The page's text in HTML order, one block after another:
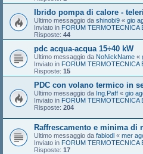
Ibrido pompa di calore -
Ultimo messaggio da shinobi9 « gio
Inviato in FORUM TERMOTECNICA
Risposte: 44
pdc acqua-acqua 15÷40 kW
Ultimo messaggio da NoNickName «
Inviato in FORUM TERMOTECNICA
Risposte: 15
PDC con volano termico in
Ultimo messaggio da Ing.Paff « gio
Inviato in FORUM TERMOTECNICA
Risposte: 204
Raffrescamento e minima di
Ultimo messaggio da fabiodl « mer
Inviato in FORUM TERMOTECNICA
Risposte: 17